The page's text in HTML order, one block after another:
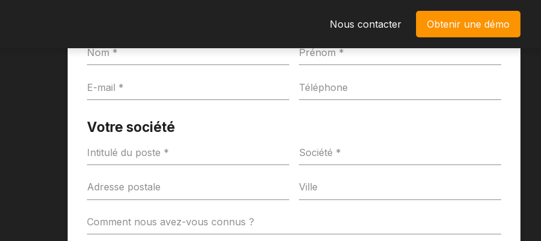
Nous contacter Obtenir une démo
Votre société